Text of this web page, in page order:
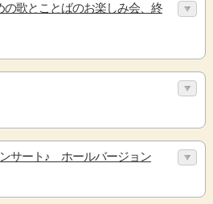
の歌とことばのお楽しみ会、終
サート♪ ホールバージョン